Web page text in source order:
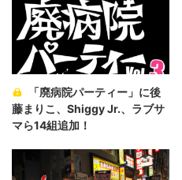
「廃病院パーティー」に後
藤まりこ、Shiggy Jr.、ラブサ
マら14組追加！